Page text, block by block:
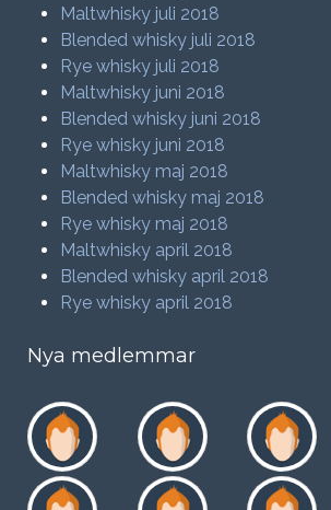
Maltwhisky juli 2018
Blended whisky juli 2018
Rye whisky juli 2018
Maltwhisky juni 2018
Blended whisky juni 2018
Rye whisky juni 2018
Maltwhisky maj 2018
Blended whisky maj 2018
Rye whisky maj 2018
Maltwhisky april 2018
Blended whisky april 2018
Rye whisky april 2018
Nya medlemmar